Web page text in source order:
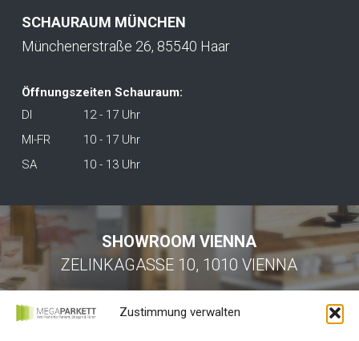
Zustimmung verwalten
SCHAURAUM MÜNCHEN
Münchenerstraße 26, 85540 Haar
Öffnungszeiten Schauraum:
DI
12 - 17 Uhr
MI-FR
10 - 17 Uhr
SA
10 - 13 Uhr
SHOWROOM VIENNA
ZELINKAGASSE 10, 1010 VIENNA